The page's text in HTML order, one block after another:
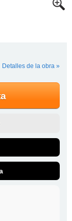
Detalles de la obra »